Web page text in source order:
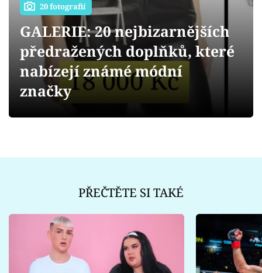
Sex a vztahy
Videa
Sledujte prima+
20 fotografií
GALERIE: 20 nejbizarnějších
předražených doplňků, které
nabízejí známé módní
značky
PŘEČTĚTE SI TAKÉ